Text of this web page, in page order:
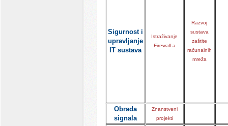
Sigurnost i
upravljanje
IT sustava
Istraživanje
Firewall-a
Razvoj
sustava
zaštite
računalnih
mreža
Obrada
signala
Znanstveni
projekti